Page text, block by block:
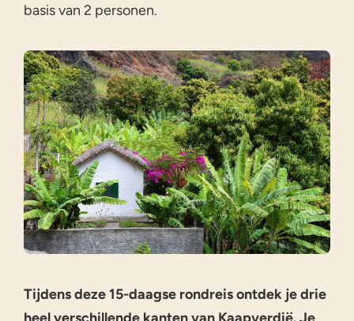
basis van 2 personen.
Tijdens deze 15-daagse rondreis ontdek je drie